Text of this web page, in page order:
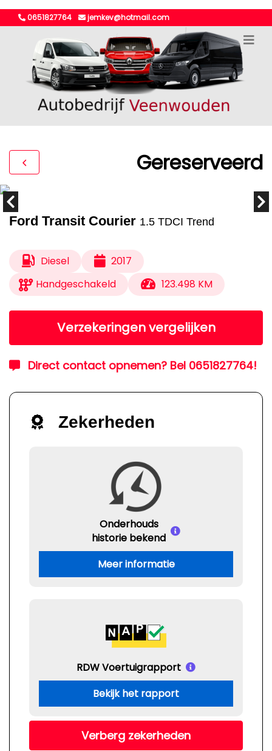
0651827764 jemkev@hotmail.com
Gereserveerd
Ford Transit Courier 1.5 TDCI Trend
Diesel
2017
Handgeschakeld
123.498 KM
Verzekeringen vergelijken
Direct contact opnemen? Bel 0651827764!
Zekerheden
Onderhouds
historie bekend
Meer informatie
RDW Voertuigrapport
Bekijk het rapport
Verberg zekerheden